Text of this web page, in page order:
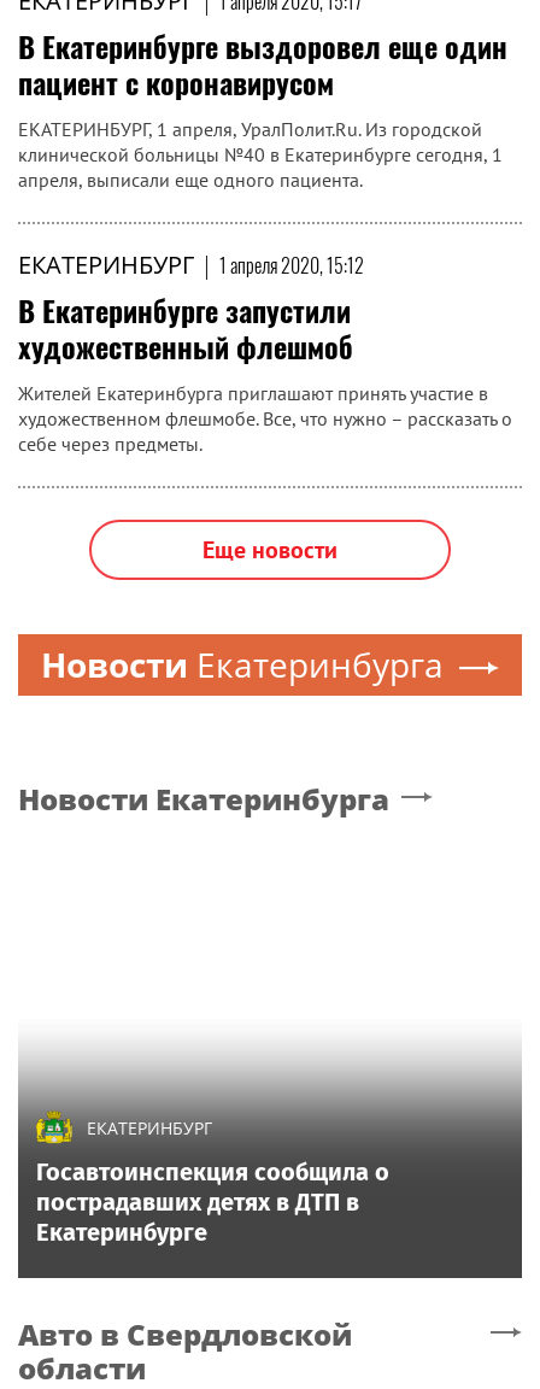
В Екатеринбурге выздоровел еще один
пациент с коронавирусом
​ЕКАТЕРИНБУРГ, 1 апреля, УралПолит.Ru. Из городской
клинической больницы №40 в Екатеринбурге сегодня, 1
апреля, выписали еще одного пациента.
ЕКАТЕРИНБУРГ | 1 апреля 2020, 15:12
В Екатеринбурге запустили
художественный флешмоб
Жителей Екатеринбурга приглашают принять участие в
художественном флешмобе. Все, что нужно – рассказать о
себе через предметы.
Еще новости
Новости Екатеринбурга
Новости Екатеринбурга
ЕКАТЕРИНБУРГ
Госавтоинспекция сообщила о
пострадавших детях в ДТП в
Екатеринбурге
Авто в Свердловской
области